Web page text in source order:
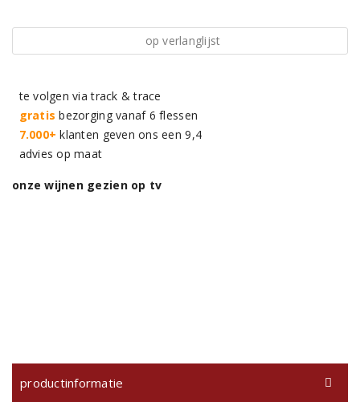
op verlanglijst
te volgen via track & trace
gratis bezorging vanaf 6 flessen
7.000+ klanten geven ons een 9,4
advies op maat
onze wijnen gezien op tv
productinformatie